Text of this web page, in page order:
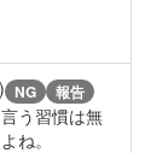
NG 報告
う習慣は無
ね。